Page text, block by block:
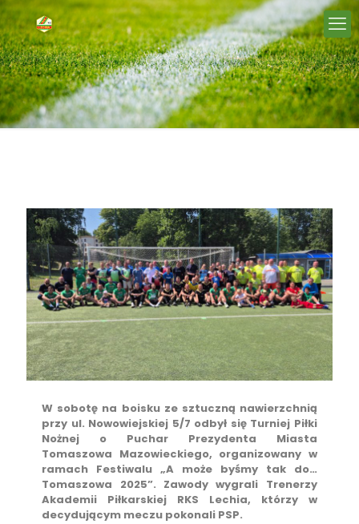
W sobotę na boisku ze sztuczną nawierzchnią
przy ul. Nowowiejskiej 5/7 odbył się Turniej Piłki
Nożnej o Puchar Prezydenta Miasta
Tomaszowa Mazowieckiego, organizowany w
ramach Festiwalu „A może byśmy tak do…
Tomaszowa 2025”. Zawody wygrali Trenerzy
Akademii Piłkarskiej RKS Lechia, którzy w
decydującym meczu pokonali PSP.